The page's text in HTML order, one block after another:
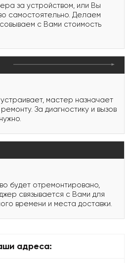
за устройством, или Вы
самостоятельно. Делаем
с Вами стоимость
мастер назначает
За диагностику и вызов
будет отремонтировано,
связывается с Вами для
времени и места доставки.
адреса: